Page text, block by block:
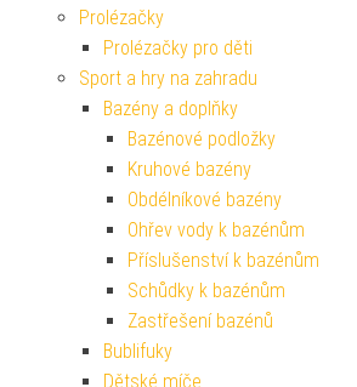
Prolézačky
Prolézačky pro děti
Sport a hry na zahradu
Bazény a doplňky
Bazénové podložky
Kruhové bazény
Obdélníkové bazény
Ohřev vody k bazénům
Příslušenství k bazénům
Schůdky k bazénům
Zastřešení bazénů
Bublifuky
Dětské míče